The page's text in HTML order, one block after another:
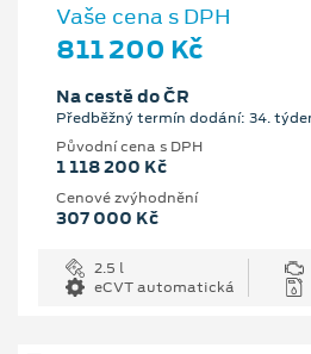
Vaše cena s DPH
811 200 Kč
Na cestě do ČR
Předběžný termín dodání: 34.
Původní cena s DPH
1 118 200 Kč
Cenové zvýhodnění
307 000 Kč
2.5 l
eCVT automatická